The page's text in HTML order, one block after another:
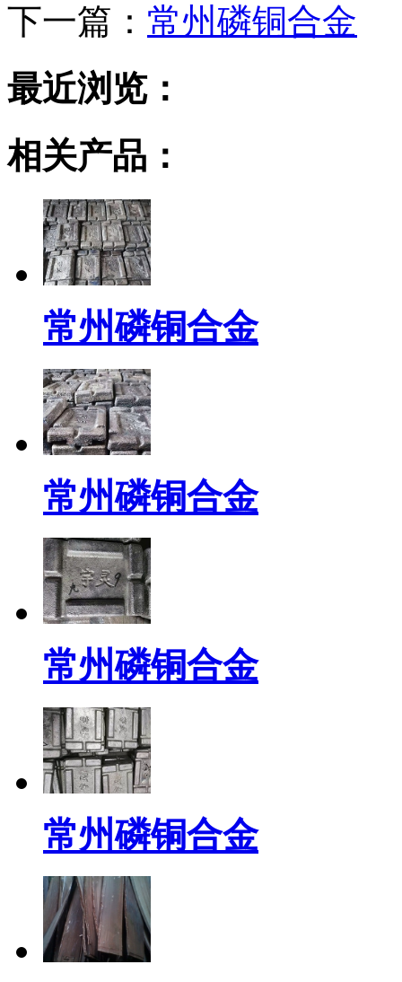
下一篇： 常州磷铜合金
最近浏览：
相关产品：
常州磷铜合金
常州磷铜合金
常州磷铜合金
常州磷铜合金